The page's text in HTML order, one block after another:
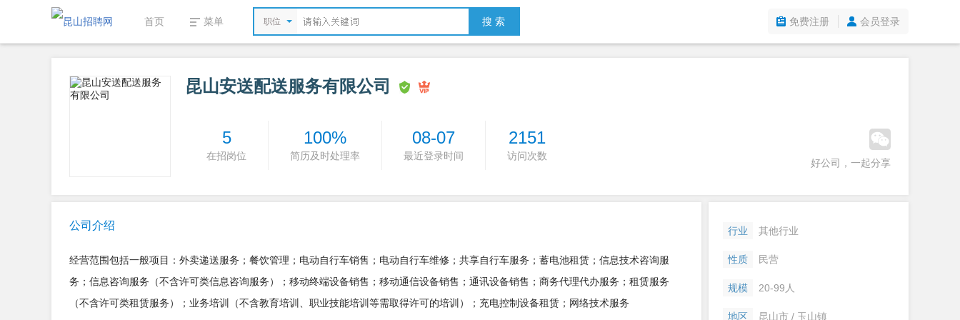
首页 菜单 职位 搜 索 免费注册 会员登录
昆山安送配送服务有限公司
5
在招岗位
100%
简历及时处理率
08-07
最近登录时间
2151
访问次数
好公司，一起分享
公司介绍
经营范围包括一般项目：外卖递送服务；餐饮管理；电动自行车销售；电动自行车维修；共享自行车服务；蓄电池租赁；信息技术咨询服
务；信息咨询服务（不含许可类信息咨询服务）；移动终端设备销售；移动通信设备销售；通讯设备销售；商务代理代办服务；租赁服务
（不含许可类租赁服务）；业务培训（不含教育培训、职业技能培训等需取得许可的培训）；充电控制设备租赁；网络技术服务
行业 其他行业
性质 民营
规模 20-99人
地区 昆山市 / 玉山镇